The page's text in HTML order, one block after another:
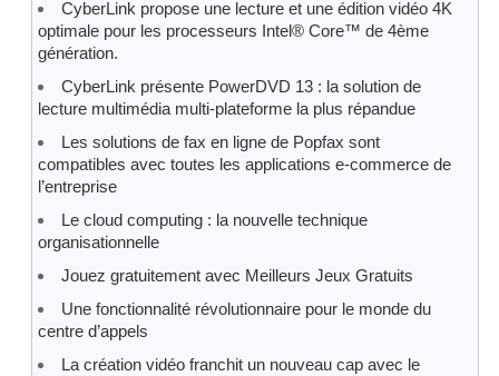
CyberLink propose une lecture et une édition vidéo 4K
optimale pour les processeurs Intel® Core™ de 4ème
génération.
CyberLink présente PowerDVD 13 : la solution de
lecture multimédia multi-plateforme la plus répandue
Les solutions de fax en ligne de Popfax sont
compatibles avec toutes les applications e-commerce de
l’entreprise
Le cloud computing : la nouvelle technique
organisationnelle
Jouez gratuitement avec Meilleurs Jeux Gratuits
Une fonctionnalité révolutionnaire pour le monde du
centre d’appels
La création vidéo franchit un nouveau cap avec le